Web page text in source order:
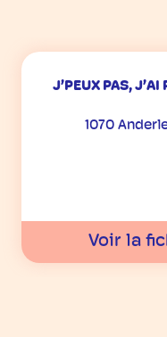
J’PEUX PAS, J’AI
1070
Voir la